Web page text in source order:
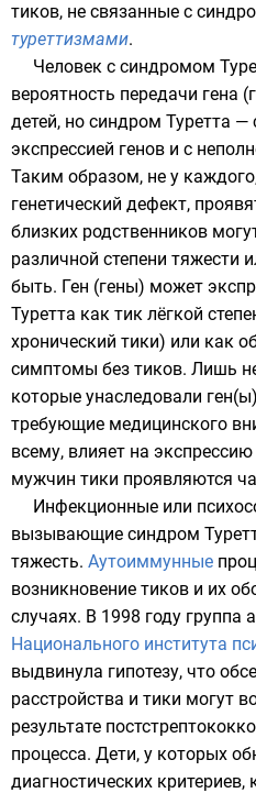
тиков, не связанные с
туреттизмами.
Человек с синдромом
вероятность передачи гена
детей, но синдром Туретта —
экспрессией генов и с
Таким образом, не у
генетический дефект,
близких родственников
различной степени тяжести
быть. Ген (гены) может
Туретта как тик лёгкой
хронический тики) или как
симптомы без тиков. Лишь
которые унаследовали
требующие медицинского
всему, влияет на
мужчин тики проявляются
Инфекционные или
вызывающие синдром
тяжесть. Аутоиммунные
возникновение тиков и их
случаях. В 1998 году группа
Национального института
выдвинула гипотезу, что
расстройства и тики могут
результате
процесса. Дети, у которых
диагностических